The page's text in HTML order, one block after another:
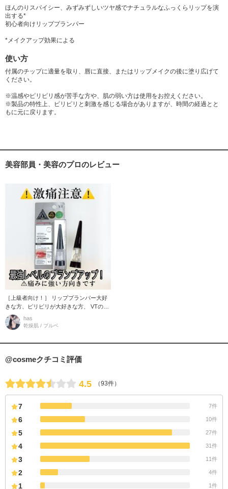
ほんのりスパイシー、みずみずしいツヤ感でナチュラルなふっくらリップを演
出する*
初心者向けリッププランパー
*メイクアップ効果による
使い方
付属のチップに適量を取り、唇に直接、またはリップメイクの後に塗り広げて
ください。
※温感やピリピリ感が苦手な方や、肌の弱い方は使用をお控えください。
※製品の特性上、ピリピリと刺激を感じる場合がありますが、時間の経過とと
もに元に戻ります。
美容部員・美容のプロのレビュー
［上級者向け！］ リッププランパー大好
きな方、ピリピリが大好きな方、 VTのリ
ードルS リッププランパーエキスパートを
使ってみて下さい！ メント
has
乾燥肌 / ブルベ
@cosmeクチコミ評価
4.5 （93件）
7 7件
6 10件
5 27件
4 31件
3 11件
2 4件
1 1件